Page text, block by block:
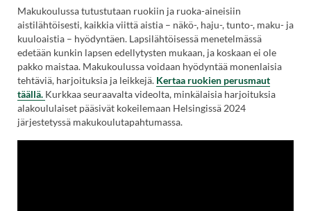
Makukoulussa tutustutaan ruokiin ja ruoka-aineisiin
aistilähtöisesti, kaikkia viittä aistia – näkö-, haju-, tunto-, maku- ja
kuuloaistia – hyödyntäen. Lapsilähtöisessä menetelmässä
edetään kunkin lapsen edellytysten mukaan, ja koskaan ei ole
pakko maistaa. Makukoulussa voidaan hyödyntää monenlaisia
tehtäviä, harjoituksia ja leikkejä. Kertaa ruokien perusmaut
täällä. Kurkkaa seuraavalta videolta, minkälaisia harjoituksia
alakoululaiset pääsivät kokeilemaan Helsingissä 2024
järjestetyssä makukoulutapahtumassa.